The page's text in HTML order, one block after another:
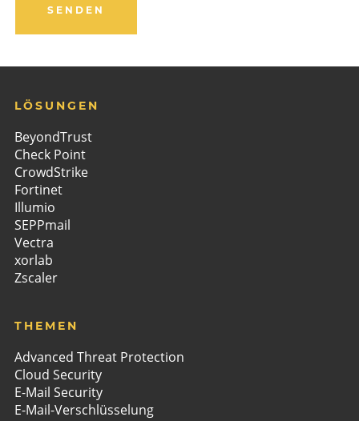
*
SENDEN
LÖSUNGEN
BeyondTrust
Check Point
CrowdStrike
Fortinet
Illumio
SEPPmail
Vectra
xorlab
Zscaler
THEMEN
Advanced Threat Protection
Cloud Security
E-Mail Security
E-Mail-Verschlüsselung